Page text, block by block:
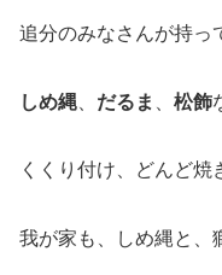
追分のみなさんが持っ
しめ縄 だるま 松飾
くくり付け、どんど焼
我が家も、しめ縄と、